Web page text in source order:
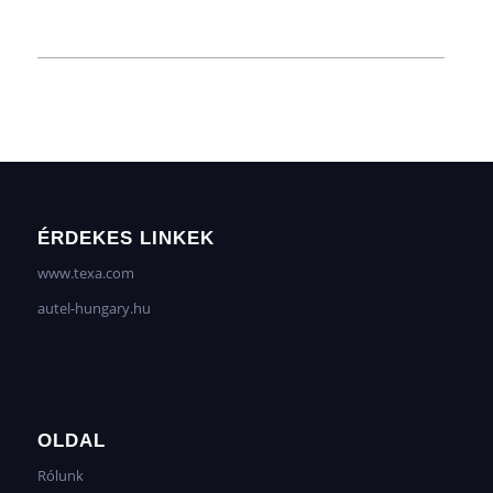
ÉRDEKES LINKEK
www.texa.com
autel-hungary.hu
OLDAL
Rólunk